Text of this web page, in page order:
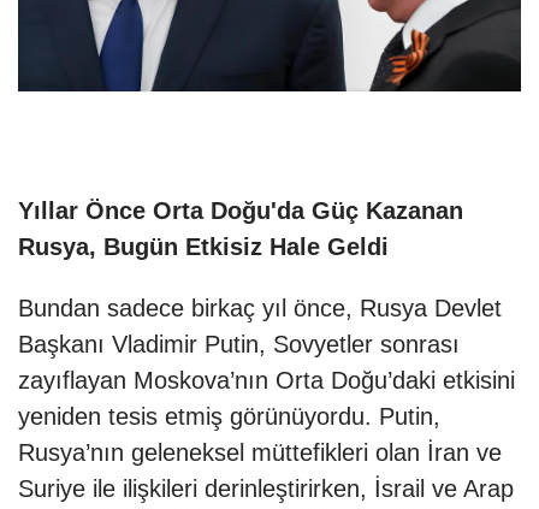
Yıllar Önce Orta Doğu'da Güç Kazanan
Rusya, Bugün Etkisiz Hale Geldi
Bundan sadece birkaç yıl önce, Rusya Devlet
Başkanı Vladimir Putin, Sovyetler sonrası
zayıflayan Moskova’nın Orta Doğu’daki etkisini
yeniden tesis etmiş görünüyordu. Putin,
Rusya’nın geleneksel müttefikleri olan İran ve
Suriye ile ilişkileri derinleştirirken, İsrail ve Arap